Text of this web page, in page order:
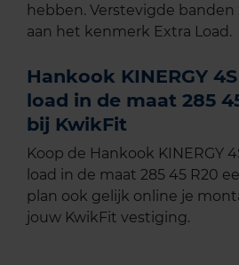
hebben. Verstevigde
aan het kenmerk Extra Load.
Hankook KINERGY
load in de maat 285
bij KwikFit
Koop de Hankook KINERGY
load in de maat 285 45 R20
plan ook gelijk online je
jouw KwikFit vestiging.